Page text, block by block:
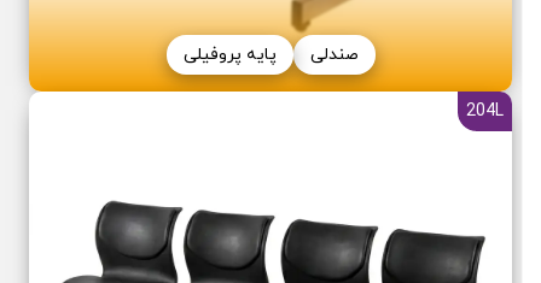
صندلی پایه پروفیلی
204L